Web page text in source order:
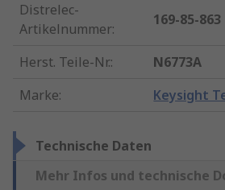
Distrelec-
Artikelnummer:
169-85-863
Herst. Teile-Nr.:
N6773A
Marke: Keysight
Technische Daten
Mehr Infos und technische